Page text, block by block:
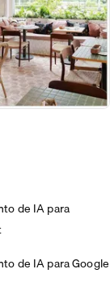
de IA para
de IA para Google